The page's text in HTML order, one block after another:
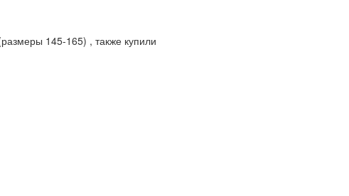
145-165) , также купили